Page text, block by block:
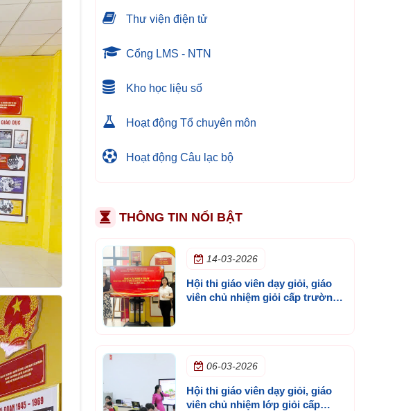
Thư viện điện tử
Cổng LMS - NTN
Kho học liệu số
Hoạt động Tổ chuyên môn
Hoạt động Câu lạc bộ
THÔNG TIN NỔI BẬT
14-03-2026
Hội thi giáo viên dạy giỏi, giáo
viên chủ nhiệm giỏi cấp trường
06-03-2026
Hội thi giáo viên dạy giỏi, giáo
viên chủ nhiệm lớp giỏi cấp